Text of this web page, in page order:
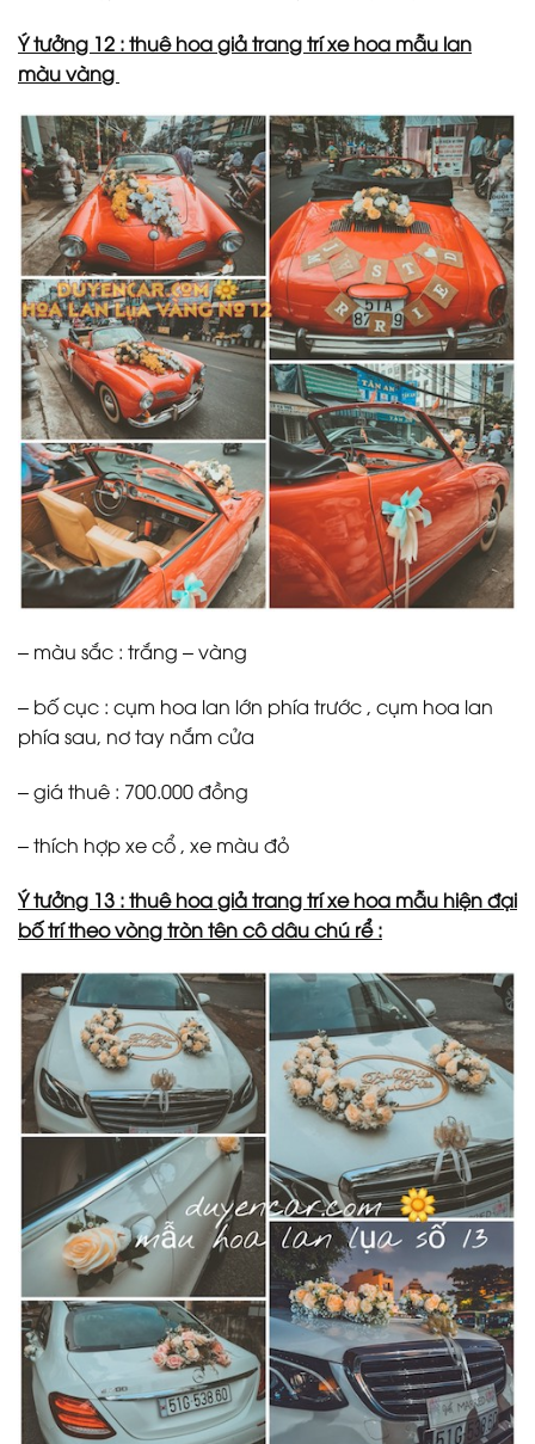
Ý tưởng 12 : thuê hoa giả trang trí xe hoa mẫu lan
màu vàng
– màu sắc : trắng – vàng
– bố cục : cụm hoa lan lớn phía trước , cụm hoa lan
phía sau, nơ tay nắm cửa
– giá thuê : 700.000 đồng
– thích hợp xe cổ , xe màu đỏ
Ý tưởng 13 : thuê hoa giả trang trí xe hoa mẫu hiện đại
bố trí theo vòng tròn tên cô dâu chú rể :